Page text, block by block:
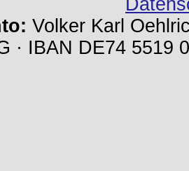
Volker Karl
· IBAN DE74 5519